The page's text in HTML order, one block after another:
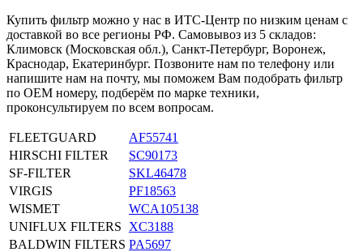
Купить фильтр можно у нас в ИТС-Центр по низким ценам с
доставкой во все регионы РФ. Самовывоз из 5 складов:
Климовск (Московская обл.), Санкт-Петербург, Воронеж,
Краснодар, Екатеринбург. Позвоните нам по телефону или
напишите нам на почту, мы поможем Вам подобрать фильтр
по OEM номеру, подберём по марке техники,
проконсультируем по всем вопросам.
FLEETGUARD
AF55741
HIRSCHI FILTER
SC90173
SF-FILTER
SKL46478
VIRGIS
PF18563
WISMET
WCA105138
UNIFLUX FILTERS
XC3188
BALDWIN FILTERS PA5697